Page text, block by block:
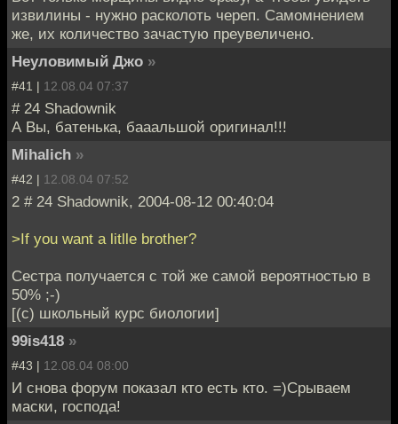
извилины - нужно расколоть череп. Самомнением
же, их количество зачастую преувеличено.
Неуловимый Джо »
#41 | 12.08.04 07:37
# 24 Shadownik
А Вы, батенька, бааальшой оригинал!!!
Mihalich »
#42 | 12.08.04 07:52
2 # 24 Shadownik, 2004-08-12 00:40:04
>If you want a litlle brother?
Сестра получается с той же самой вероятностью в
50% ;-)
[(c) школьный курс биологии]
99is418 »
#43 | 12.08.04 08:00
И снова форум показал кто есть кто. =)Срываем
маски, господа!